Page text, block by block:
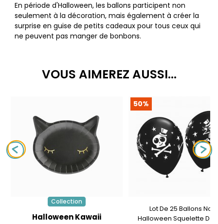
En période d'Halloween, les ballons participent non
seulement à la décoration, mais également à créer la
surprise en guise de petits cadeaux pour tous ceux qui
ne peuvent pas manger de bonbons.
VOUS AIMEREZ AUSSI...
Collection
Halloween Kawaii
50%
Lot De 25 Ballons
Halloween Squelette